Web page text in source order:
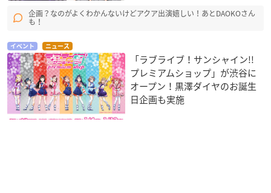
企画？なのがよくわかんないけどアクア出演嬉しい！あとDAOKOさん
も！
イベント ニュース
「ラブライブ！サンシャイン!!
プレミアムショップ」が渋谷に
オープン！黒澤ダイヤのお誕生
日企画も実施